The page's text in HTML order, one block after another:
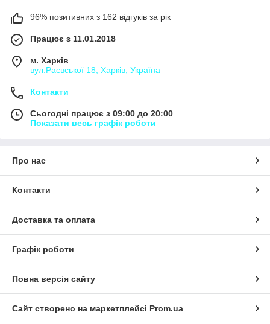
96% позитивних з 162 відгуків за рік
Працює з 11.01.2018
м. Харків
вул.Раєвської 18, Харків, Україна
Контакти
Сьогодні працює з 09:00 до 20:00
Показати весь графік роботи
Про нас
Контакти
Доставка та оплата
Графік роботи
Повна версія сайту
Сайт створено на маркетплейсі Prom.ua